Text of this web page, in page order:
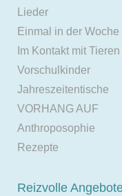
Lieder
Einmal in der Woche
Im Kontakt mit Tieren
Vorschulkinder
Jahreszeitentische
VORHANG AUF
Anthroposophie
Rezepte
Reizvolle